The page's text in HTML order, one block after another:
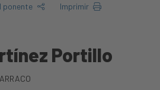
ponente Imprimir
Portillo